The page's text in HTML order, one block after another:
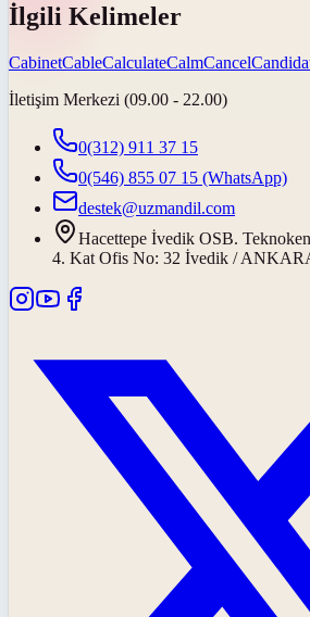
İlgili Kelimeler
CabinetCableCalculateCalmCancel
İletişim Merkezi (09.00 - 22.00)
0(312) 911 37 15
0(546) 855 07 15 (WhatsApp)
destek@uzmandil.com
Hacettepe İvedik OSB.
4. Kat Ofis No: 32 İvedik /